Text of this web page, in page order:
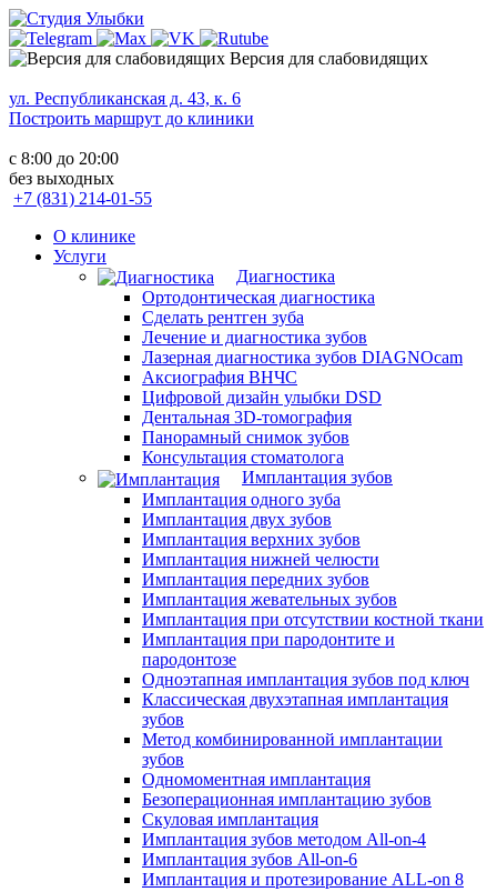
Версия для слабовидящих
ул. Республиканская д. 43, к. 6
Построить маршрут до клиники
с 8:00 до 20:00
без выходных
+7 (831) 214-01-55
О клинике
Услуги
Диагностика
Ортодонтическая диагностика
Сделать рентген зуба
Лечение и диагностика зубов
Лазерная диагностика зубов DIAGNOcam
Аксиография ВНЧС
Цифровой дизайн улыбки DSD
Дентальная 3D-томография
Панорамный снимок зубов
Консультация стоматолога
Имплантация зубов
Имплантация одного зуба
Имплантация двух зубов
Имплантация верхних зубов
Имплантация нижней челюсти
Имплантация передних зубов
Имплантация жевательных зубов
Имплантация при отсутствии костной ткани
Имплантация при пародонтите и
пародонтозе
Одноэтапная имплантация зубов под ключ
Классическая двухэтапная имплантация
зубов
Метод комбинированной имплантации
зубов
Одномоментная имплантация
Безоперационная имплантацию зубов
Скуловая имплантация
Имплантация зубов методом All-on-4
Имплантация зубов All-on-6
Имплантация и протезирование ALL-on 8